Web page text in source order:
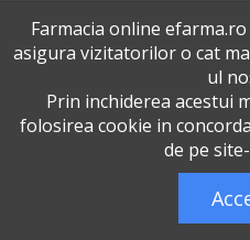
POLITICA DE
0727515368
Dreptul de autor © efarma.ro - Toate
Farmacia online
asigura vizitatorilor o cat
ul
Prin inchiderea acestui
folosirea cookie in
de pe